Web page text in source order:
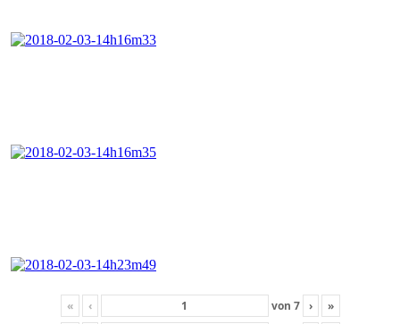
« ‹ von 7 ›
»